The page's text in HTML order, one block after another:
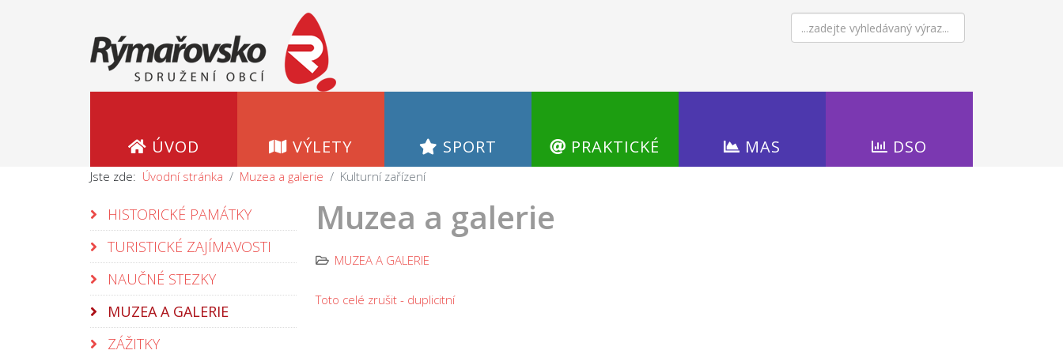
ÚVOD VÝLETY SPORT PRAKTICKÉ MAS DSO
Jste zde: Úvodní stránka Muzea a galerie Kulturní zařízení
HISTORICKÉ PAMÁTKY
TURISTICKÉ ZAJÍMAVOSTI
NAUČNÉ STEZKY
MUZEA A GALERIE
ZÁŽITKY
Muzea a galerie
MUZEA A GALERIE
Toto celé zrušit - duplicitní